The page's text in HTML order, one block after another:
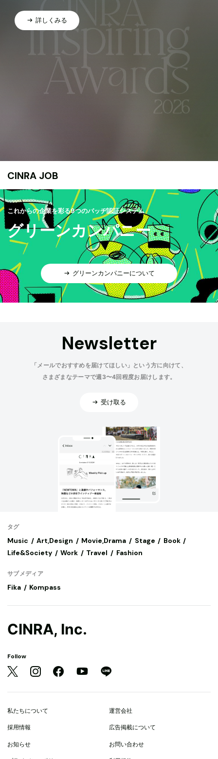
詳しくみる
CINRA JOB
これからの企業を彩る9つのバッヂ認証システム
グリーンカンパニー
グリーンカンパニーについて
Newsletter
「メールでおすすめを届けてほしい」という方に向けて、
さまざまなテーマで週3〜4回程度お届けします。
受け取る
タグ
Music Art,Design Movie,Drama Stage
Book
Life&Society
Work Travel Fashion
サブメディア
Fika Kompass
CINRA, Inc.
Follow
私たちについて 運営会社
採用情報 広告掲載について
お知らせ お問い合わせ